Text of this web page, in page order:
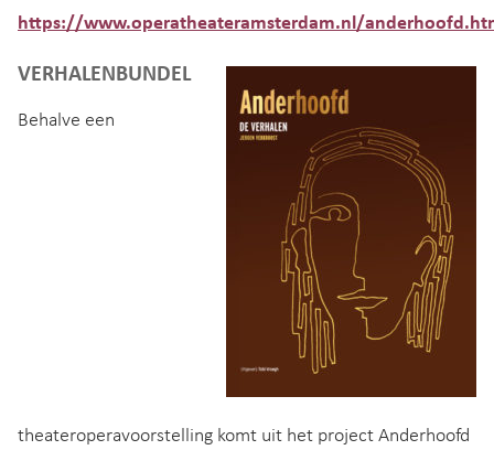
https://www.operatheateramsterdam.nl/
VERHALENBUNDEL
Behalve een
theateroperavoorstelling komt uit het project Anderhoofd